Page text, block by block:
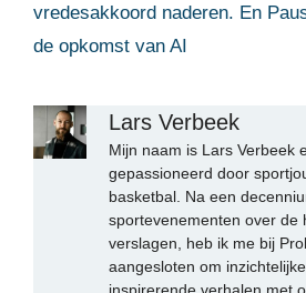
vredesakkoord naderen. En
de opkomst van AI
Lars Verbeek
Mijn naam is Lars Verbeek
gepassioneerd door
basketbal. Na een
sportevenementen over de
verslagen, heb ik me bij
aangesloten om
inspirerende verhalen met